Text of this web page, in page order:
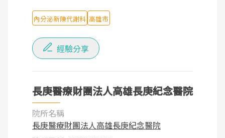
內分泌新陳代謝科 高雄市
經驗分享
長庚醫療財團法人高雄長庚紀念醫院
院所名稱
長庚醫療財團法人高雄長庚紀念醫院